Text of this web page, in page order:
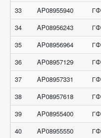
33
AP08955940 ГФ
34
AP08956243 ГФ
35
AP08956964 ГФ
36
AP08957129 ГФ
37
AP08957331 ГФ
38
AP08957618 ГФ
39
AP08955400 ГФ
40
AP08955550 ГФ